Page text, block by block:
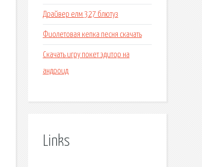
Драйвер елм 327 блютуз
Фиолетовая кепка песня скачать
Скачать игру покет эдитор на
андроид
Links